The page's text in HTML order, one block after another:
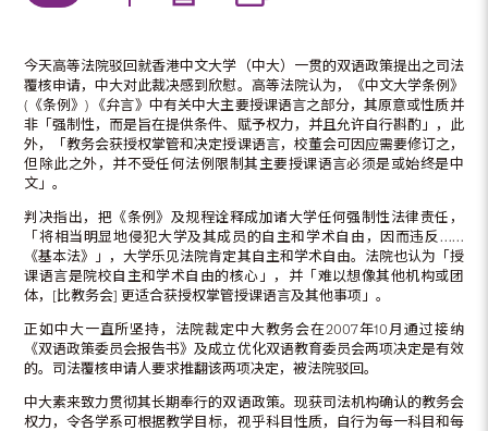
今天高等法院驳回就香港中文大学（中大）一贯的双语政策提出之司法
覆核申请，中大对此裁决感到欣慰。高等法院认为，《中文大学条例》
(《条例》) 《弁言》中有关中大主要授课语言之部分，其原意或性质并
非「强制性，而是旨在提供条件、赋予权力，并且允许自行斟酌」，此
外，「教务会获授权掌管和决定授课语言，校董会可因应需要修订之，
但除此之外，并不受任何法例限制其主要授课语言必须是或始终是中
文」。
判决指出，把《条例》及规程诠释成加诸大学任何强制性法律责任，
「将相当明显地侵犯大学及其成员的自主和学术自由，因而违反……
《基本法》」，大学乐见法院肯定其自主和学术自由。法院也认为「授
课语言是院校自主和学术自由的核心」，并「难以想像其他机构或团
体，[比教务会] 更适合获授权掌管授课语言及其他事项」。
正如中大一直所坚持，法院裁定中大教务会在2007年10月通过接纳
《双语政策委员会报告书》及成立优化双语教育委员会两项决定是有效
的。司法覆核申请人要求推翻该两项决定，被法院驳回。
中大素来致力贯彻其长期奉行的双语政策。现获司法机构确认的教务会
权力，令各学系可根据教学目标，视乎科目性质，自行为每一科目和每